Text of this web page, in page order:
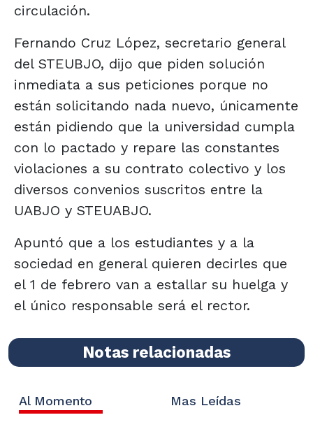
circulación.
Fernando Cruz López, secretario general
del STEUBJO, dijo que piden solución
inmediata a sus peticiones porque no
están solicitando nada nuevo, únicamente
están pidiendo que la universidad cumpla
con lo pactado y repare las constantes
violaciones a su contrato colectivo y los
diversos convenios suscritos entre la
UABJO y STEUABJO.
Apuntó que a los estudiantes y a la
sociedad en general quieren decirles que
el 1 de febrero van a estallar su huelga y
el único responsable será el rector.
Notas relacionadas
Al Momento Mas Leídas